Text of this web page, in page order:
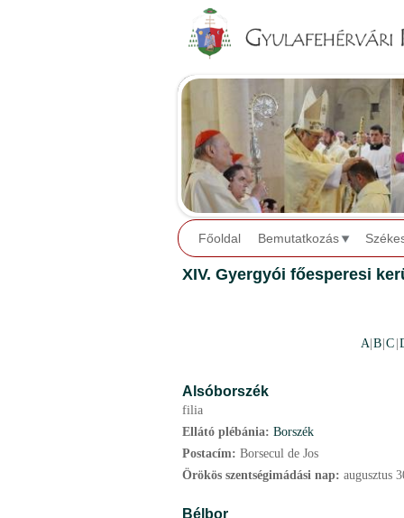
Főoldal Bemutatkozás
XIV. Gyergyói főesperesi
A| B |C
Alsóborszék
filia
Ellátó plébánia: Borszék
Postacím: Borsecul de Jos
Örökös szentségimádási nap: augusztus
Bélbor